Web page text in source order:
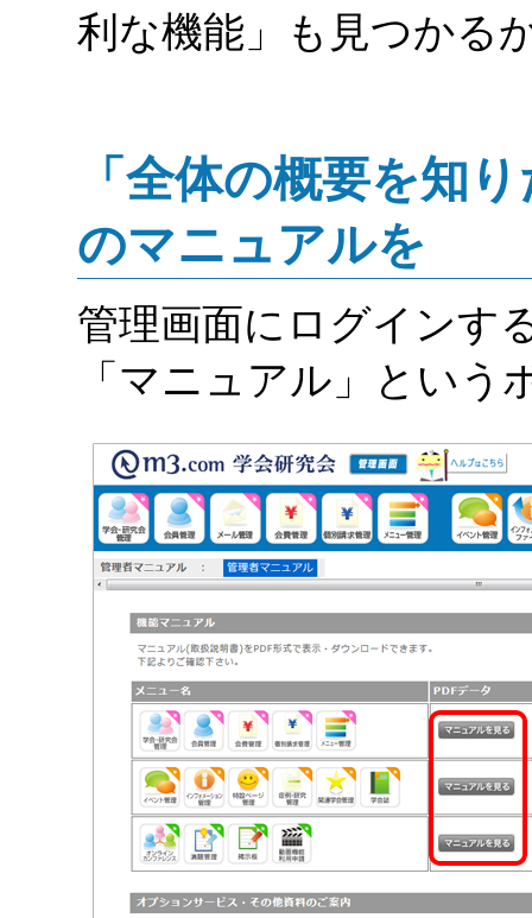
利な機能」も見つかる
「全体の概要を知
のマニュアルを
管理画面にログインす
「マニュアル」という